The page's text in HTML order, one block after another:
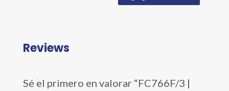
Reviews
Sé el primero en valorar “FC766F/3 |